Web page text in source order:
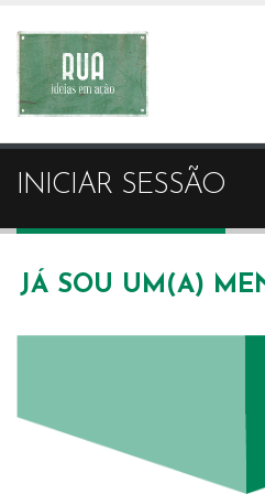
INICIAR SESSÃO
JÁ SOU UM(A)